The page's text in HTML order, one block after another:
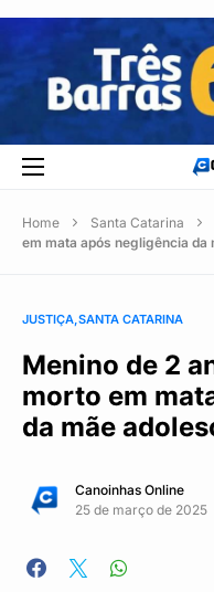
Home Santa Catarina
em mata após negligência
JUSTIÇA SANTA CATARINA
Menino de 2
morto em
da mãe
Canoinhas Online
25 de março de 2025